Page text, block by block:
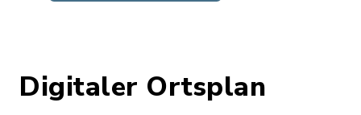
Digitaler Ortsplan